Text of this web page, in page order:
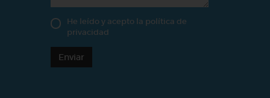
He leído y acepto la política de
privacidad
Enviar